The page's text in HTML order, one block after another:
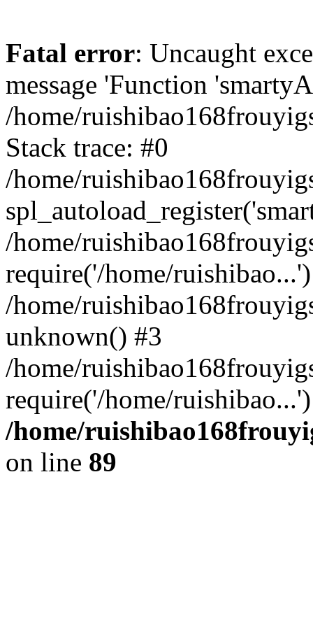
Fatal error: Uncaught
message 'Function
/home/
Stack trace: #0
/home/
/home/
require('/home/
/home/
unknown() #3
/home/
require('/home/
/home/
on line 89